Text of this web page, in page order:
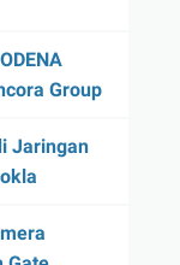
Group
Jaringan